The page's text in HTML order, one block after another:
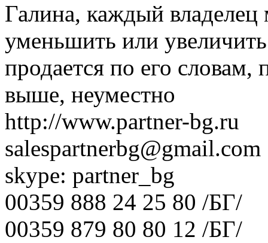
Галина, каждый
уменьшить или
продается по его
выше, неуместно
http://www.partner-bg.ru
salespartnerbg@gmail.com
skype: partner_bg
00359 888 24 25 80 /БГ/
00359 879 80 80 12 /БГ/